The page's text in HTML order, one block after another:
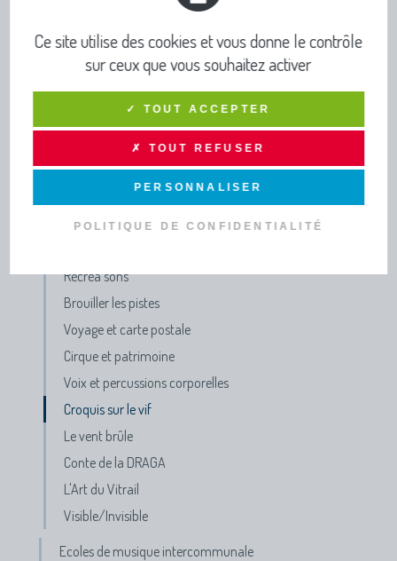
Vie à pied dans ma ville
être un jardin
L'histoire à tes oreilles
Chant pour tous
Remix en ballade
Un petit bout de papier
Voyage en Vivarais
Arborescence
Récréa'sons
Brouiller les pistes
Voyage et carte postale
Cirque et patrimoine
Voix et percussions corporelles
Croquis sur le vif
Le vent brûle
Conte de la DRAGA
L'Art du Vitrail
Visible/Invisible
Ecoles de musique intercommunale
Ce site utilise des cookies et vous donne le contrôle
sur ceux que vous souhaitez activer
✓ TOUT ACCEPTER
✗ TOUT REFUSER
PERSONNALISER
POLITIQUE DE CONFIDENTIALITÉ